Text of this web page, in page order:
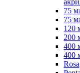
75
75
120
200
400
400